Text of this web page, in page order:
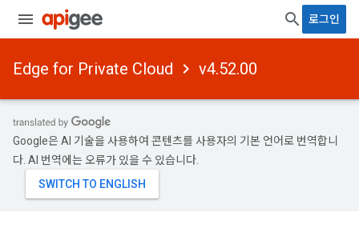
로그인
Edge for Private Cloud v4.52.00
Google은 AI 기술을 사용하여 콘텐츠를 사용자의 기본 언어로 번역합니
다. AI 번역에는 오류가 있을 수 있습니다.